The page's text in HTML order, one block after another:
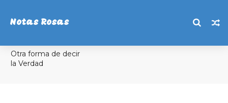
Notas Rosas
Otra forma de decir
la Verdad